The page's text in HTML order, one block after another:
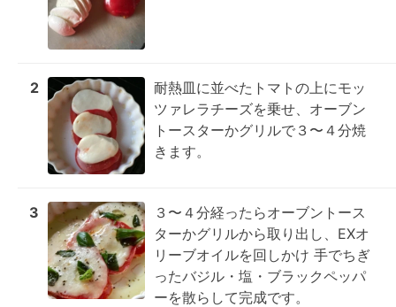
2
耐熱皿に並べたトマトの上にモッ
ツァレラチーズを乗せ、オーブン
トースターかグリルで３〜４分焼
きます。
3
３〜４分経ったらオーブントース
ターかグリルから取り出し、EXオ
リーブオイルを回しかけ 手でちぎ
ったバジル・塩・ブラックペッパ
ーを散らして完成です。